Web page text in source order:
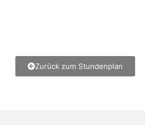
Zurück zum Stundenplan